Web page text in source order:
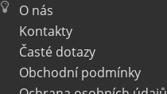
O nás
Kontakty
Časté dotazy
Obchodní podmínky